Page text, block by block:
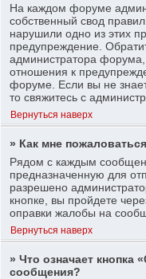
На каждом форуме
собственный свод
нарушили одно из этих
предупреждение.
администратора
отношения к
форуме. Если вы не
то свяжитесь с
Вернуться наверх
» Как мне
Рядом с каждым
предназначенную для
разрешено
кнопке, вы пройдете
оправки жалобы на
Вернуться наверх
» Что означает кнопка
сообщения?